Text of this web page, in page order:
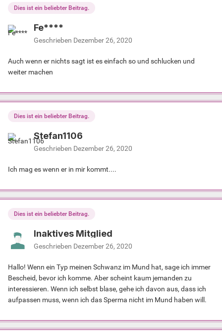
Dies ist ein beliebter Beitrag.
Fe****
Geschrieben Dezember 26, 2020
Auch wenn er nichts sagt ist es einfach so und schlucken und
weiter machen
Dies ist ein beliebter Beitrag.
Stefan1106
Geschrieben Dezember 26, 2020
Ich mag es wenn er in mir kommt....
Dies ist ein beliebter Beitrag.
Inaktives Mitglied
Geschrieben Dezember 26, 2020
Hallo! Wenn ein Typ meinen Schwanz im Mund hat, sage ich immer
Bescheid, bevor ich komme. Aber scheint kaum jemanden zu
interessieren. Wenn ich selbst blase, gehe ich davon aus, dass ich
aufpassen muss, wenn ich das Sperma nicht im Mund haben will.